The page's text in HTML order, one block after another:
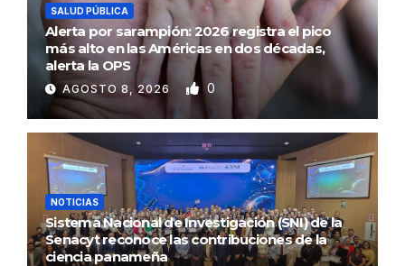
SALUD PÚBLICA
Alerta por sarampión: 2026 registra el pico
más alto en las Américas en dos décadas,
alerta la OPS
AGOSTO 8, 2026 0
NOTICIAS
Sistema Nacional de Investigación (SNI) de la
Senacyt reconoce las contribuciones de la
ciencia panameña